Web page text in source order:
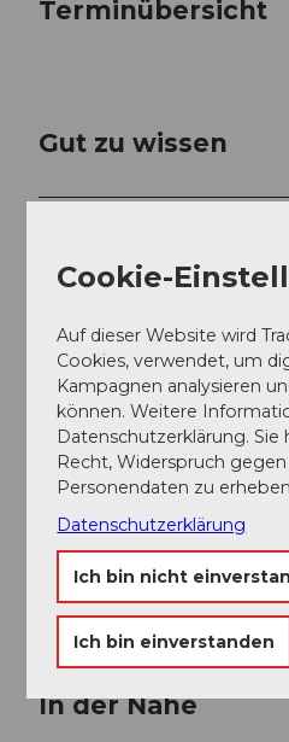
Terminübersicht
Gut zu wissen
Trophy-Package CHF 99.00
Schneepass Plus
Kinder 6-15 Jahre CHF 54.00
Mit Jahreskarte, Engelberg
Schneepass Plus
Ansprechpartner:in
In der Nähe
Cookie-
Auf dieser Website wird
Cookies, verwendet, um
Kampagnen analysieren
können. Weitere
Datenschutzerklärung. Sie
Recht, Widerspruch
Personendaten zu
Datenschutzerklärung
Ich bin nicht
Ich bin einverstanden